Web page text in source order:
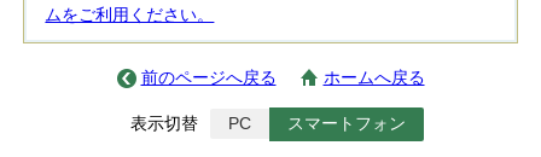
ムをご利用ください。
前のページへ戻る ホームへ戻る
表示切替 PC スマートフォン